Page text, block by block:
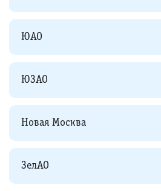
ЮАО
ЮЗАО
Новая Москва
ЗелАО